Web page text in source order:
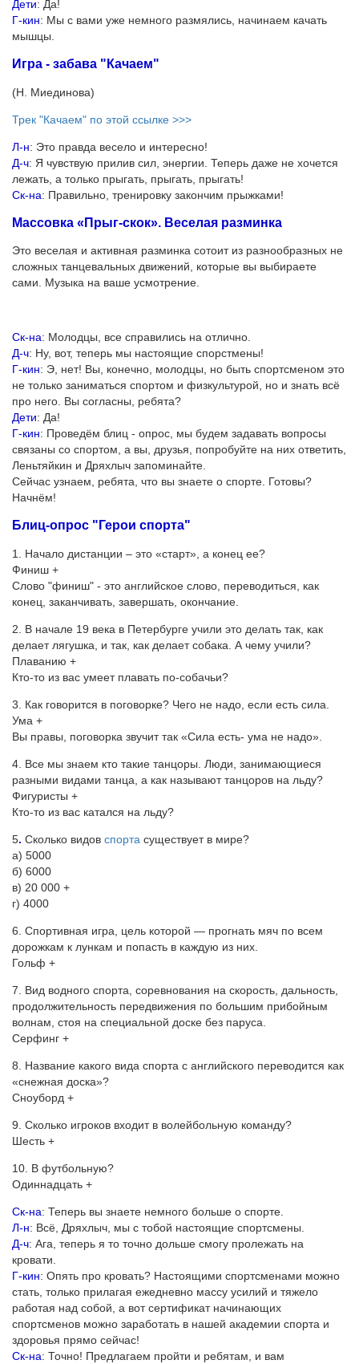
Дети: Да!
Г-кин: Мы с вами уже немного размялись, начинаем качать
мышцы.
Игра - забава "Качаем"
(Н. Миединова)
Трек "Качаем" по этой ссылке >>>
Л-н: Это правда весело и интересно!
Д-ч: Я чувствую прилив сил, энергии. Теперь даже не хочется
лежать, а только прыгать, прыгать, прыгать!
Ск-на: Правильно, тренировку закончим прыжками!
Массовка «Прыг-скок». Веселая разминка
Это веселая и активная разминка сотоит из разнообразных не
сложных танцевальных движений, которые вы выбираете
сами. Музыка на ваше усмотрение.
Ск-на: Молодцы, все справились на отлично.
Д-ч: Ну, вот, теперь мы настоящие спорстмены!
Г-кин: Э, нет! Вы, конечно, молодцы, но быть спортсменом это
не только заниматься спортом и физкультурой, но и знать всё
про него. Вы согласны, ребята?
Дети: Да!
Г-кин: Проведём блиц - опрос, мы будем задавать вопросы
связаны со спортом, а вы, друзья, попробуйте на них ответить,
Леньтяйкин и Дряхлыч запоминайте.
Сейчас узнаем, ребята, что вы знаете о спорте. Готовы?
Начнём!
Блиц-опрос "Герои спорта"
1. Начало дистанции – это «старт», а конец ее?
Финиш +
Слово "финиш" - это английское слово, переводиться, как
конец, заканчивать, завершать, окончание.
2. В начале 19 века в Петербурге учили это делать так, как
делает лягушка, и так, как делает собака. А чему учили?
Плаванию +
Кто-то из вас умеет плавать по-собачьи?
3. Как говорится в поговорке? Чего не надо, если есть сила.
Ума +
Вы правы, поговорка звучит так «Сила есть- ума не надо».
4. Все мы знаем кто такие танцоры. Люди, занимающиеся
разными видами танца, а как называют танцоров на льду?
Фигуристы +
Кто-то из вас катался на льду?
5. Сколько видов спорта существует в мире?
а) 5000
б) 6000
в) 20 000 +
г) 4000
6. Спортивная игра, цель которой — прогнать мяч по всем
дорожкам к лункам и попасть в каждую из них.
Гольф +
7. Вид водного спорта, соревнования на скорость, дальность,
продолжительность передвижения по большим прибойным
волнам, стоя на специальной доске без паруса.
Серфинг +
8. Название какого вида спорта с английского переводится как
«снежная доска»?
Сноуборд +
9. Сколько игроков входит в волейбольную команду?
Шесть +
10. В футбольную?
Одиннадцать +
Ск-на: Теперь вы знаете немного больше о спорте.
Л-н: Всё, Дряхлыч, мы с тобой настоящие спортсмены.
Д-ч: Ага, теперь я то точно дольше смогу пролежать на
кровати.
Г-кин: Опять про кровать? Настоящими спортсменами можно
стать, только прилагая ежедневно массу усилий и тяжело
работая над собой, а вот сертификат начинающих
спортсменов можно заработать в нашей академии спорта и
здоровья прямо сейчас!
Ск-на: Точно! Предлагаем пройти и ребятам, и вам